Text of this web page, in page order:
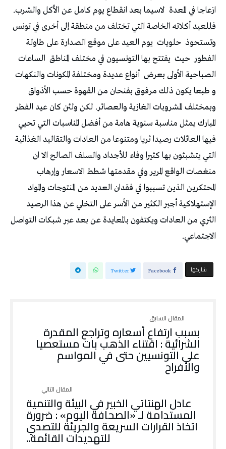
ازعاجا في المعدة لاسيما بعد انقطاع يوم كامل عن الأكل والشرب.
فللعيد أكلاته الخاصة التي تختلف من منطقة إلى أخرى في تونس
وتستحوذ حلويات يوم العيد على موقع الصدارة على طاولة
الفطور حيث يفتتح بها التونسيون في مختلف المناطق الساعات
الصباحية الأولى بعرض أنواع عديدة ومختلفة المكونات والنكهات
و طبعا يكون ذلك مرفوق بفنحان من القهوة حسب الأذواق
وبمختلف المشروبات الغازية والعصائر. لكن ولئن كان عيد الفطر
المبارك يمثل مناسبة سنوية هامة من أفضل المناسبات التي تحيي
فيها العائلات رصيدا ثريا ومتنوعا من العادات والتقاليد الغذائية
التي يتشبثون بها كثيرا وفاء للأجداد والسلف الصالح الا ان
منغصات الواقع المرير وفي مقدمتها شطط الاسعار وإرهاب
المحتكرين الذين تسببوا في فقدان العديد من المنتوجات والمواد
الإستهلاكية أجبر الكثير من الأسر على التخلي عن هذا الرصيد
الثري من العادات ويكتفون بالمعايدة عن بعد عبر شبكات التواصل
الاجتماعي.
‫‫ شاركها‬ Facebook
Twitter
بسبب ارتفاع أسعاره وتراجع المقدرة
الشرائية : اقتناء الذهب بات مستعصيا
على التونسيين حتى في المواسم
والأفراح
​​​​​​عادل الهنتاتي الخبير في البيئة والتنمية
المستدامة لـ «الصحافة اليوم» : ضرورة
اتخاذ القرارات السريعة والجريئة للتصدي
للتهديدات القائمة..